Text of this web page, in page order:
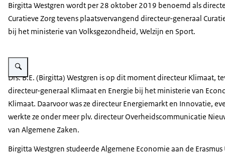
Birgitta Westgren wordt per 28 oktober 2019 benoemd als
Curatieve Zorg tevens plaatsvervangend directeur-generaal
bij het ministerie van Volksgezondheid, Welzijn en Sport.
Vergroot afbeelding Birgitta Westgren
Drs. B.E. (Birgitta) Westgren is op dit moment directeur Klimaat,
directeur-generaal Klimaat en Energie bij het ministerie van
Klimaat. Daarvoor was ze directeur Energiemarkt en Innovatie,
werkte ze onder meer plv. directeur Overheidscommunicatie
van Algemene Zaken.
Birgitta Westgren studeerde Algemene Economie aan de